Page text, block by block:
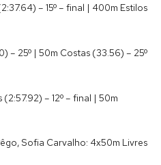
– 15º – final | 400m Estilos
– 25º | 50m Costas (33.56) – 25º
– 12º – final | 50m
Sofia Carvalho: 4x50m Livres